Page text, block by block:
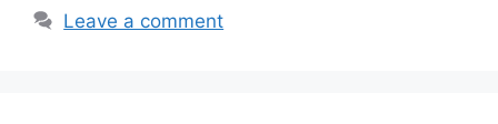
Leave a comment